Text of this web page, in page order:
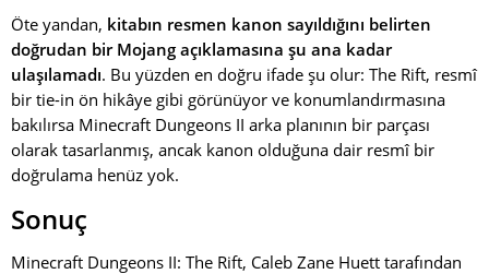
Öte yandan, kitabın resmen kanon sayıldığını belirten
doğrudan bir Mojang açıklamasına şu ana kadar
ulaşılamadı. Bu yüzden en doğru ifade şu olur: The Rift, resmî
bir tie-in ön hikâye gibi görünüyor ve konumlandırmasına
bakılırsa Minecraft Dungeons II arka planının bir parçası
olarak tasarlanmış, ancak kanon olduğuna dair resmî bir
doğrulama henüz yok.
Sonuç
Minecraft Dungeons II: The Rift, Caleb Zane Huett tarafından